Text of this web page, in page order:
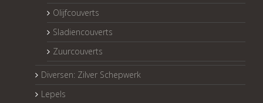
Olijfcouverts
Sladiencouverts
Zuurcouverts
Diversen: Zilver Schepwerk
Lepels